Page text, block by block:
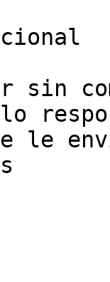
sin
le